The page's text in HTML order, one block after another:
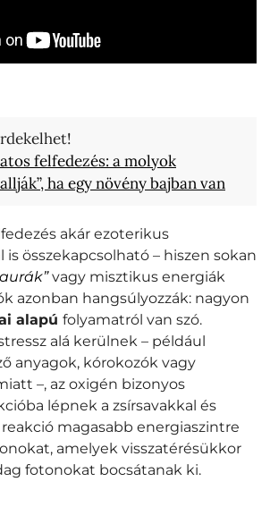
felfedezés: a molyok
ha egy növény bajban van
akár ezoterikus
is összekapcsolható – hiszen sokan
vagy misztikus energiák
azonban hangsúlyozzák: nagyon
alapú folyamatról van szó.
alá kerülnek – például
anyagok, kórokozók vagy
–, az oxigén bizonyos
lépnek a zsírsavakkal és
magasabb energiaszintre
amelyek visszatérésükkor
fotonokat bocsátanak ki.